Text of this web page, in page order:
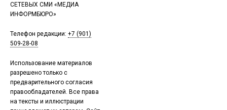
СЕТЕВЫХ СМИ «МЕДИА
ИНФОРМБЮРО»
Телефон редакции: +7 (901)
509-28-08
Использование материалов
разрешено только с
предварительного согласия
правообладателей. Все права
на тексты и иллюстрации